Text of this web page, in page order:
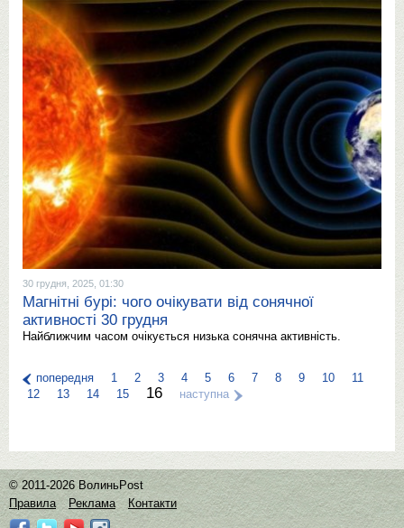
30 грудня, 2025, 01:30
Магнітні бурі: чого очікувати від сонячної
активності 30 грудня
Найближчим часом очікується низька сонячна активність.
попередня 1 2 3 4 5 6 7 8 9 10
11
12
13 14 15 16 наступна
© 2011-2026 ВолиньPost
Правила
Реклама Контакти